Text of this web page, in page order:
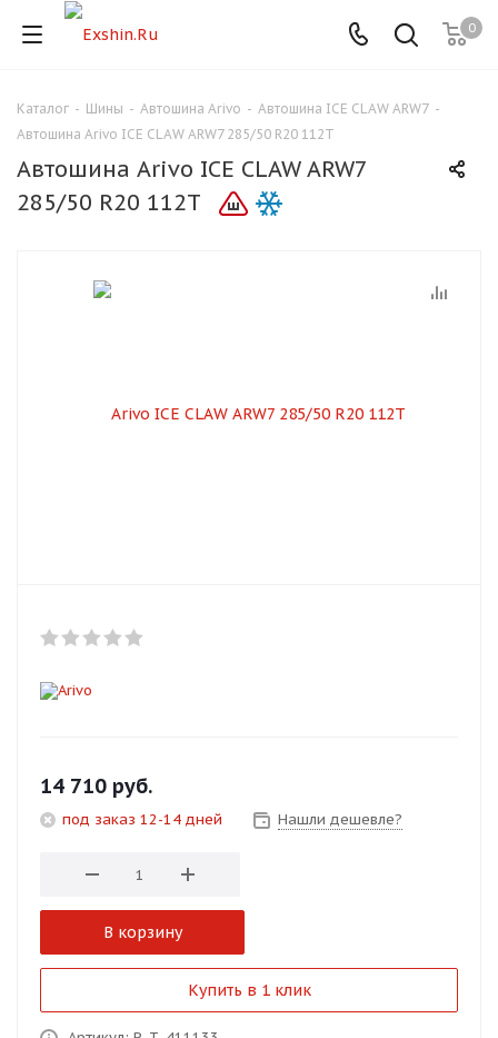
0
Каталог - Шины - Автошина Arivo - Автошина ICE CLAW ARW7 -
Автошина Arivo ICE CLAW ARW7 285/50 R20 112T
Автошина Arivo ICE CLAW ARW7
285/50 R20 112T
14 710 руб.
под заказ 12-14 дней Нашли дешевле?
В корзину
Купить в 1 клик
Для клиентов всех банков
Разбейте
оплату на части
Оплачивайте сегодня только
Оставшиеся 75
% будут
% каждые 2 недели
об оплате Плайтом